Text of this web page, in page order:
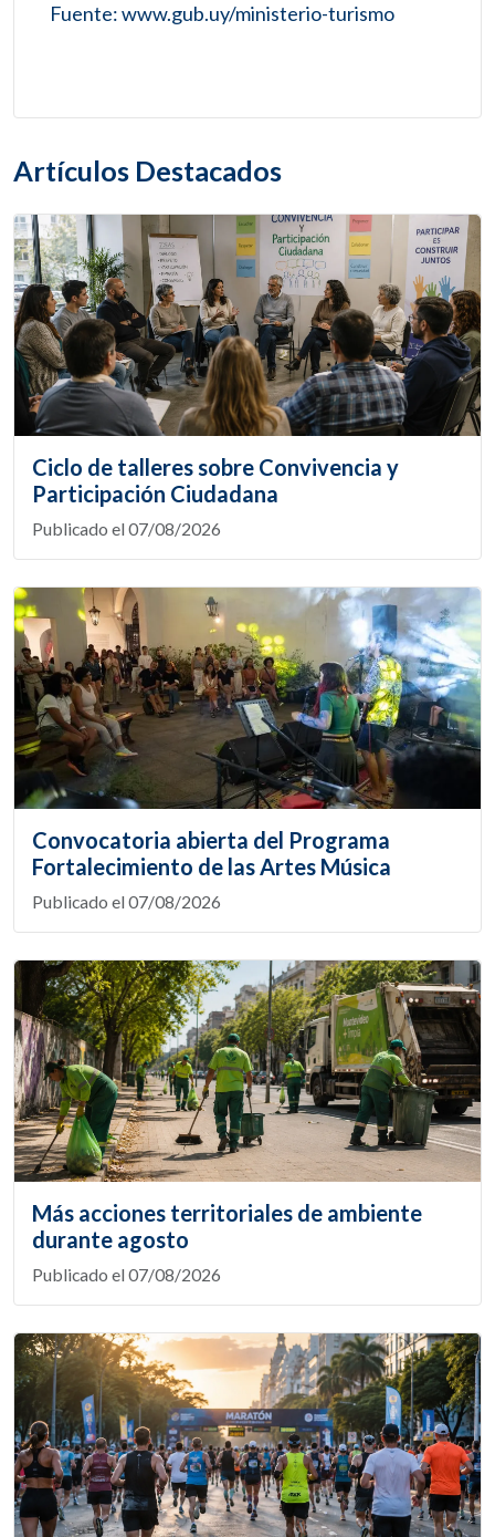
Fuente: www.gub.uy/ministerio-turismo
Artículos Destacados
Ciclo de talleres sobre Convivencia y
Participación Ciudadana
Publicado el 07/08/2026
Convocatoria abierta del Programa
Fortalecimiento de las Artes Música
Publicado el 07/08/2026
Más acciones territoriales de ambiente
durante agosto
Publicado el 07/08/2026